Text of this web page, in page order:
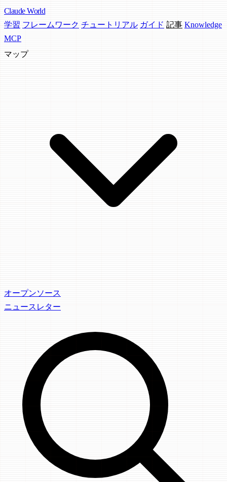
Claude World
学習 フレームワーク チュートリアル ガイド 記事 Knowledge
MCP
マップ
オープンソース
ニュースレター